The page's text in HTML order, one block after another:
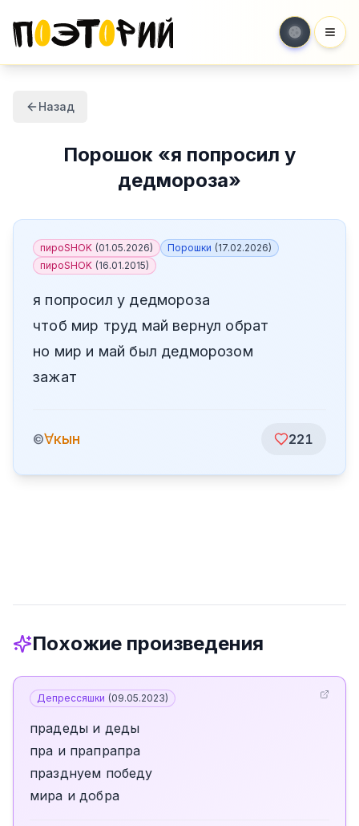
Назад
Порошок «я попросил у
дедмороза»
пироSHOK (01.05.2026) Порошки (17.02.2026)
пироSHOK (16.01.2015)
я попросил у дедмороза
чтоб мир труд май вернул обрат
но мир и май был дедморозом
зажат
©∀кын 221
Похожие произведения
Депрессяшки (09.05.2023)
прадеды и деды
пра и прапрапра
празднуем победу
мира и добра